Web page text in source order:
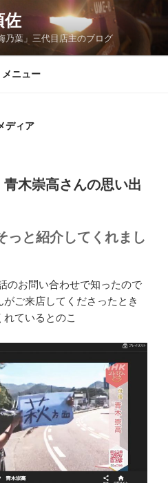
佐
乃葉」三代目店主のブログ
メニュー
ディア
木崇高さんの思い出
っと紹介してくれまし
のお問い合わせで知ったので
ご来店してくださったとき
ているとのこ